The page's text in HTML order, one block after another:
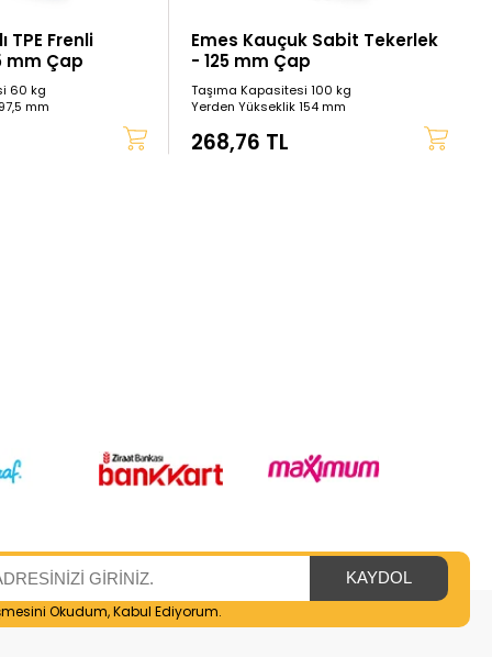
TPE Frenli
mm Çap
60 kg
mm
Emes Kauçuk Sabit Tekerlek
- 125 mm Çap
Taşıma Kapasitesi 100 kg
Yerden Yükseklik 154 mm
268,76 TL
Okudum, Kabul Ediyorum.